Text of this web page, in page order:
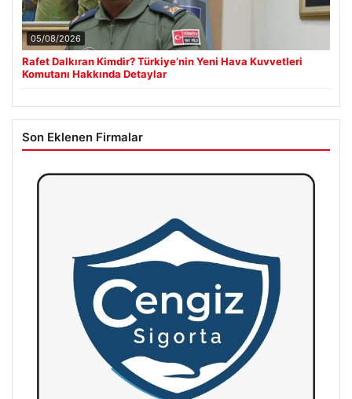
05/08/2026
Rafet Dalkıran Kimdir? Türkiye’nin Yeni Hava Kuvvetleri
Komutanı Hakkında Detaylar
Son Eklenen Firmalar